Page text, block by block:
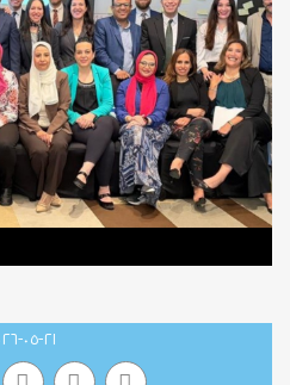
٢١-٠٥-٢٠٢٦